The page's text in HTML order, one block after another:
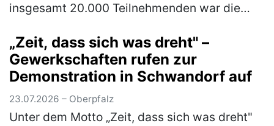
insgesamt 20.000 Teilnehmenden war die
engagierten Team von 244 Läufer*innen so
star…(mehr)
„Zeit, dass sich was dreht" –
Gewerkschaften rufen zur
Demonstration in Schwandorf auf
23.07.2026 – Oberpfalz
Unter dem Motto „Zeit, dass sich was dreht"